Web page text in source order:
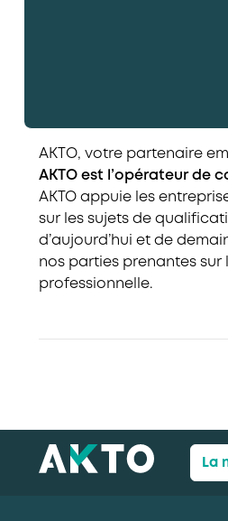
AK O, votre partenaire em
​A​KTO est l’opérateur de
AKTO appuie les
sur les sujets de
d’aujourd’hui et de
nos parties prenantes sur
professionnelle.
La